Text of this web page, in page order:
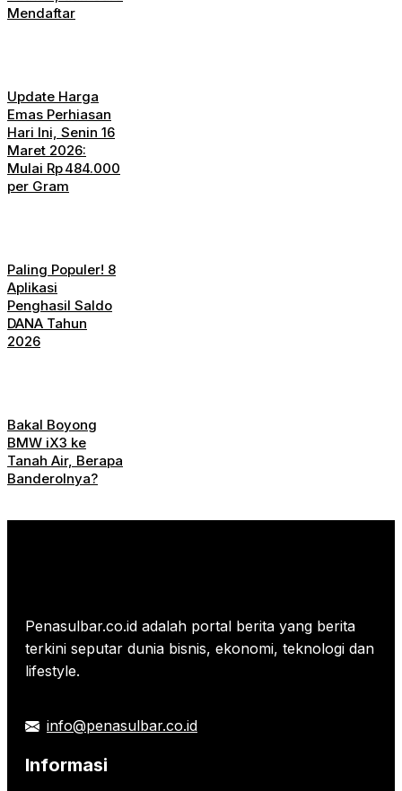
Mendaftar
Update Harga
Emas Perhiasan
Hari Ini, Senin 16
Maret 2026:
Mulai Rp 484.000
per Gram
Paling Populer! 8
Aplikasi
Penghasil Saldo
DANA Tahun
2026
Bakal Boyong
BMW iX3 ke
Tanah Air, Berapa
Banderolnya?
Penasulbar.co.id adalah portal berita yang berita
terkini seputar dunia bisnis, ekonomi, teknologi dan
lifestyle.
info@penasulbar.co.id
Informasi